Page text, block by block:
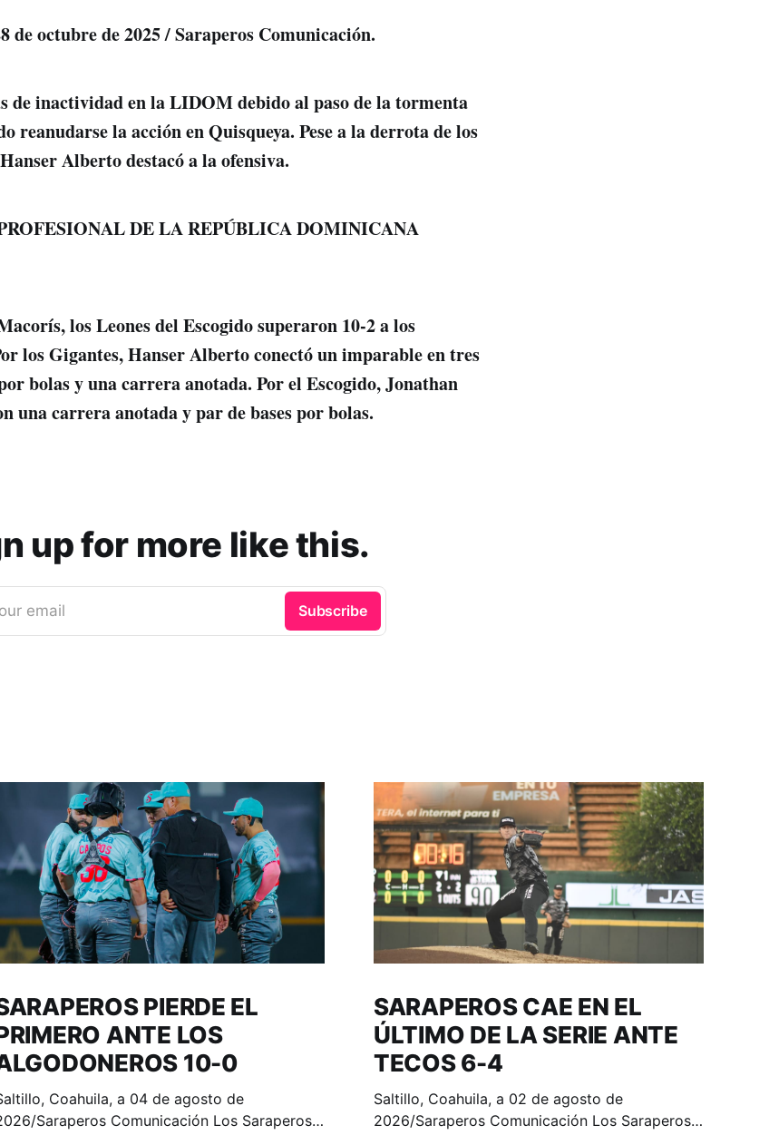
de octubre de 2025 / Saraperos Comunicación.
de inactividad en la LIDOM debido al paso de la tormenta
reanudarse la acción en Quisqueya. Pese a la derrota de los
Alberto destacó a la ofensiva.
DE LA REPÚBLICA DOMINICANA
los Leones del Escogido superaron 10-2 a los
los Gigantes, Hanser Alberto conectó un imparable en tres
bolas y una carrera anotada. Por el Escogido, Jonathan
una carrera anotada y par de bases por bolas.
up for more like this.
email Subscribe
PIERDE EL
ANTE LOS
10-0
Coahuila, a 04 de agosto de
Saraperos Comunicación Los Saraperos
SARAPEROS CAE EN EL
ÚLTIMO DE LA SERIE ANTE
TECOS 6-4
Saltillo, Coahuila, a 02 de agosto de
2026/Saraperos Comunicación Los Saraperos